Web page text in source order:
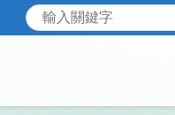
搜尋